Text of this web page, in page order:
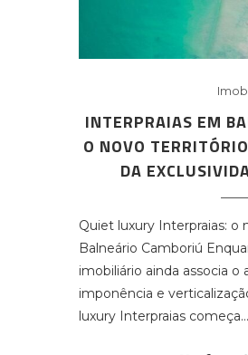
INTERPRAIAS EM
O NOVO
DA
Quiet luxury Interpraias: o
Balneário Camboriú
imobiliário ainda associa o
imponência e
luxury Interpraias começa…